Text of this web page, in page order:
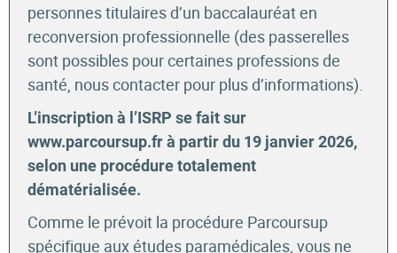
personnes titulaires d’un baccalauréat en
reconversion professionnelle (des passerelles
sont possibles pour certaines professions de
santé, nous contacter pour plus d’informations).
L’inscription à l’ISRP se fait sur
www.parcoursup.fr à partir du 19 janvier 2026,
selon une procédure totalement
dématérialisée.
Comme le prévoit la procédure Parcoursup
spécifique aux études paramédicales, vous ne